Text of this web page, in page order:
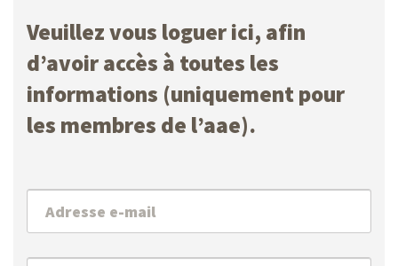
Veuillez vous loguer ici, afin
d’avoir accès à toutes les
informations (uniquement pour
les membres de l’aae).